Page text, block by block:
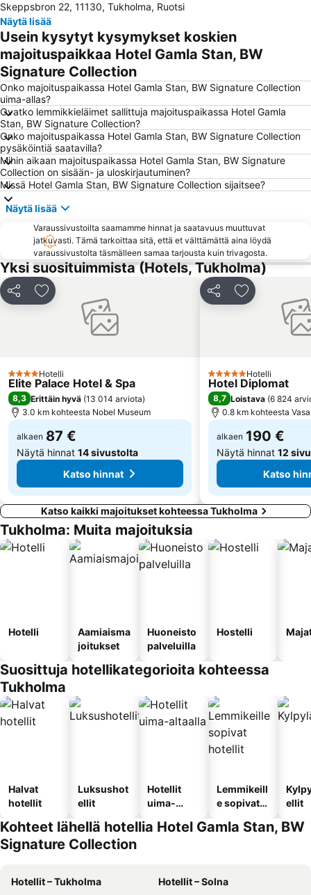
Djurgården
Vasastan
Stockholmsmassan
Airport Stockholm-Bromma
Skansen
Kungsholmen
Old Town Stockholm
Gröna Lund
Stadsgårdshamnen
Hötorget
Stockholm Waterfront Congress Centre
Bromma
Sergelin tori
Älvsjö
Tukholman saaristo
Kuninkaanlinna
Stockholms Stadion
Vasa Museum
Kungsträdgården
Stockholm City Conference Centre
Stureplan
Junibacken
Rinkeby-Kista
Kungliga Operan
Göta Lejon
Kaupungintalo
Hässelby-Vällingby
Skeppsholmen
Jul på Skansen
Drottningholm
Skeppsbron 22, 11130, Tukholma, Ruotsi
Näytä lisää
Usein kysytyt kysymykset koskien
majoituspaikkaa Hotel Gamla Stan, BW
Signature Collection
Onko majoituspaikassa Hotel Gamla Stan, BW Signature Collection
uima-allas?
Ovatko lemmikkieläimet sallittuja majoituspaikassa Hotel Gamla
Stan, BW Signature Collection?
Onko majoituspaikassa Hotel Gamla Stan, BW Signature Collection
pysäköintiä saatavilla?
Mihin aikaan majoituspaikassa Hotel Gamla Stan, BW Signature
Collection on sisään- ja uloskirjautuminen?
Missä Hotel Gamla Stan, BW Signature Collection sijaitsee?
Näytä lisää
Varaussivustoilta saamamme hinnat ja saatavuus muuttuvat
jatkuvasti. Tämä tarkoittaa sitä, että et välttämättä aina löydä
varaussivustolta täsmälleen samaa tarjousta kuin trivagosta.
Yksi suosituimmista (Hotels, Tukholma)
Jaa Lisää suosikkeihin
4 Tähtiluokitus
Hotelli
Elite Palace Hotel & Spa
8,3 Erittäin hyvä (13 014 arviota)
3.0 km kohteesta Nobel Museum
alkaen 87 €
Näytä hinnat 14 sivustolta
Katso hinnat
Jaa Lisää
5 Tähtiluokitus
Hotelli
Hotel Diplomat
8,7 Loistava (6 824
0.8 km kohteesta
alkaen 190 €
Näytä hinnat 12
Katso
Katso kaikki majoitukset kohteessa Tukholma
Tukholma: Muita majoituksia
Hotelli
Aamiaisma
joitukset
Huoneisto
palveluilla
Hostelli
Suosittuja hotellikategorioita kohteessa
Tukholma
Halvat
hotellit
Luksushot
ellit
Hotellit
uima-
Lemmikeill
e sopivat
ellit
Kohteet lähellä hotellia Hotel Gamla Stan, BW
Signature Collection
Hotellit – Tukholma
Hotellit – Solna